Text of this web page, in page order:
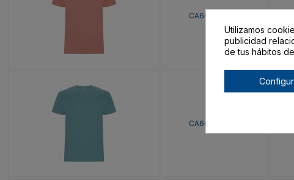
CA668104266
CA668104267
Utilizamos
publicidad
de tus hábitos